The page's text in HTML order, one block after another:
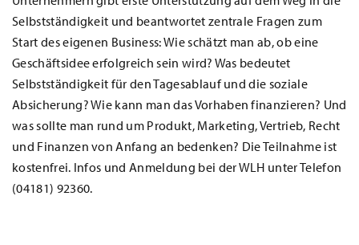
Selbstständigkeit und beantwortet zentrale Fragen zum
Start des eigenen Business: Wie schätzt man ab, ob eine
Geschäftsidee erfolgreich sein wird? Was bedeutet
Selbstständigkeit für den Tagesablauf und die soziale
Absicherung? Wie kann man das Vorhaben finanzieren? Und
was sollte man rund um Produkt, Marketing, Vertrieb, Recht
und Finanzen von Anfang an bedenken? Die Teilnahme ist
kostenfrei. Infos und Anmeldung bei der WLH unter Telefon
(04181) 92360.